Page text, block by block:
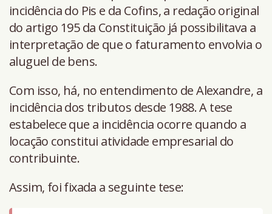
incidência do Pis e da Cofins, a redação original
do artigo 195 da Constituição já possibilitava a
interpretação de que o faturamento envolvia o
aluguel de bens.
Com isso, há, no entendimento de Alexandre, a
incidência dos tributos desde 1988. A tese
estabelece que a incidência ocorre quando a
locação constitui atividade empresarial do
contribuinte.
Assim, foi fixada a seguinte tese: